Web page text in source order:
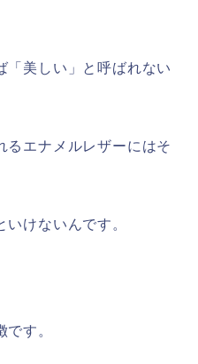
「美しい」と呼ばれない
るエナメルレザーにはそ
けないんです。
す。